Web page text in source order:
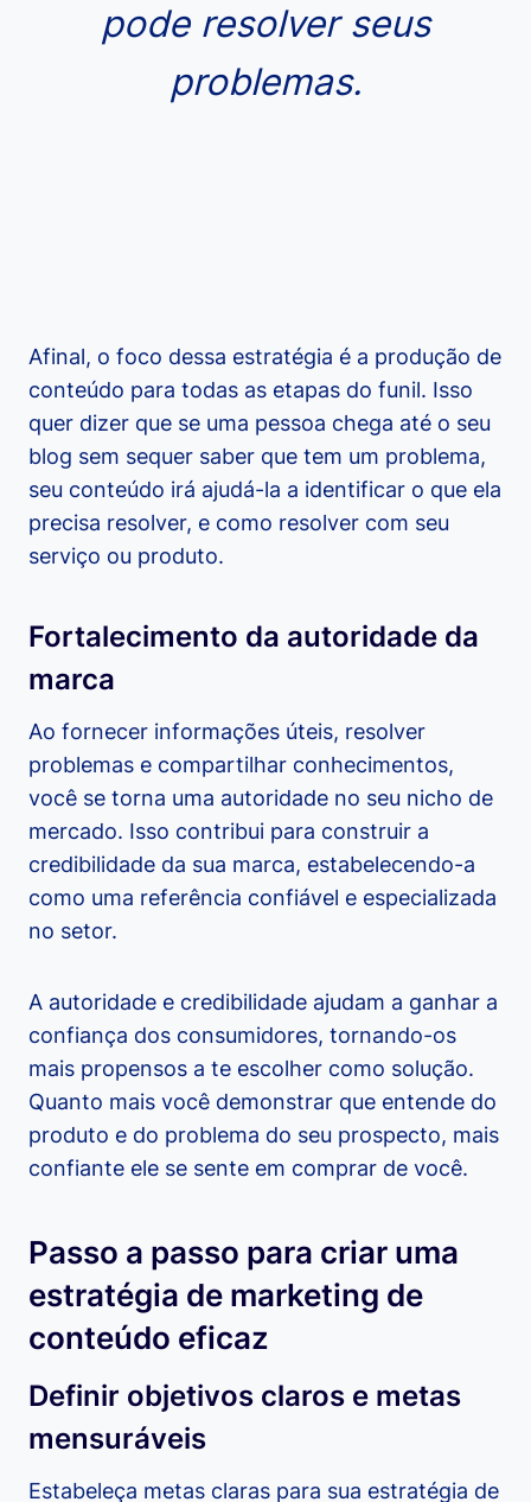
pode resolver seus
problemas.
Afinal, o foco dessa estratégia é a produção de
conteúdo para todas as etapas do funil. Isso
quer dizer que se uma pessoa chega até o seu
blog sem sequer saber que tem um problema,
seu conteúdo irá ajudá-la a identificar o que ela
precisa resolver, e como resolver com seu
serviço ou produto.
Fortalecimento da autoridade da
marca
Ao fornecer informações úteis, resolver
problemas e compartilhar conhecimentos,
você se torna uma autoridade no seu nicho de
mercado. Isso contribui para construir a
credibilidade da sua marca, estabelecendo-a
como uma referência confiável e especializada
no setor.
A autoridade e credibilidade ajudam a ganhar a
confiança dos consumidores, tornando-os
mais propensos a te escolher como solução.
Quanto mais você demonstrar que entende do
produto e do problema do seu prospecto, mais
confiante ele se sente em comprar de você.
Passo a passo para criar uma
estratégia de marketing de
conteúdo eficaz
Definir objetivos claros e metas
mensuráveis
Estabeleça metas claras para sua estratégia de